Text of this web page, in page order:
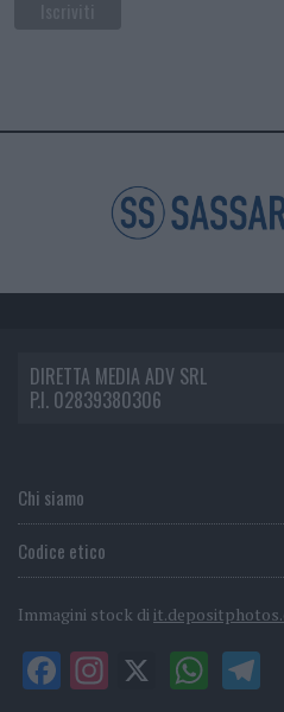
DIRETTA MEDIA ADV SRL
P.I. 02839380306
Chi siamo
Codice etico
Immagini stock di